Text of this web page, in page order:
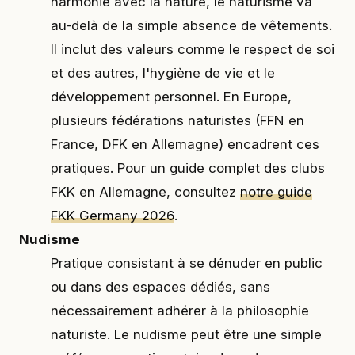
au-delà de la simple absence de vêtements.
Il inclut des valeurs comme le respect de soi
et des autres, l'hygiène de vie et le
développement personnel. En Europe,
plusieurs fédérations naturistes (FFN en
France, DFK en Allemagne) encadrent ces
pratiques. Pour un guide complet des clubs
FKK en Allemagne, consultez notre guide
FKK Germany 2026.
Nudisme
Pratique consistant à se dénuder en public
ou dans des espaces dédiés, sans
nécessairement adhérer à la philosophie
naturiste. Le nudisme peut être une simple